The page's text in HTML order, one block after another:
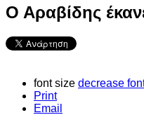
Ο Αραβίδης
font size decrease
Print
Email